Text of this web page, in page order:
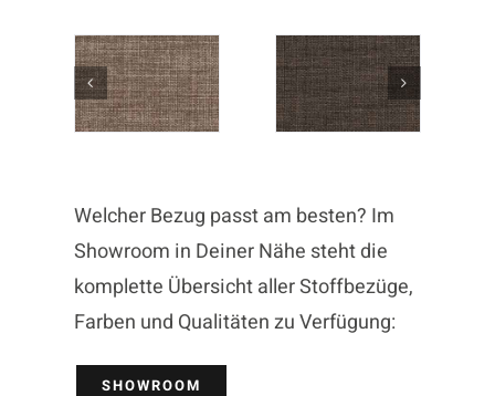
Welcher Bezug passt am besten? Im
Showroom in Deiner Nähe steht die
komplette Übersicht aller Stoffbezüge,
Farben und Qualitäten zu Verfügung:
SHOWROOM